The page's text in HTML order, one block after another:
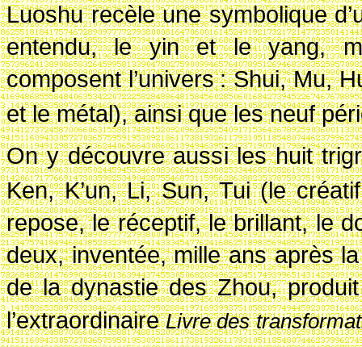
Luoshu recèle une symbolique
entendu, le yin et le yang,
composent l’univers : Shui, Mu,
et le métal), ainsi que les neuf
On y découvre aussi les huit
Ken, K’un, Li, Sun, Tui (le
repose, le réceptif, le brillant, le
deux, inventée, mille ans après
de la dynastie des Zhou,
l’extraordinaireLivre des